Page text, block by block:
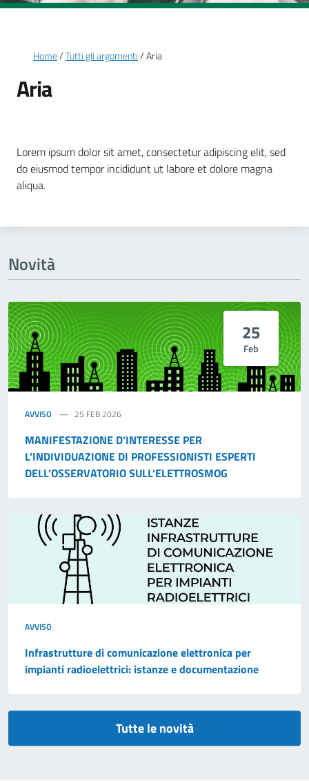
Briciole di pane
Home Tutti gli argomenti Aria
Aria
Lorem ipsum dolor sit amet, consectetur adipiscing elit, sed
do eiusmod tempor incididunt ut labore et dolore magna
aliqua.
Novità
25
Feb
AVVISO 25 FEB 2026
MANIFESTAZIONE D’INTERESSE PER
L’INDIVIDUAZIONE DI PROFESSIONISTI ESPERTI
DELL’OSSERVATORIO SULL’ELETTROSMOG
AVVISO
Infrastrutture di comunicazione elettronica per
impianti radioelettrici: istanze e documentazione
Tutte le novità